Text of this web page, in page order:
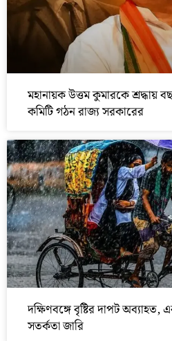
মহানায়ক উত্তম কুমারকে শ্রদ্ধায়
কমিটি গঠন রাজ্য সরকারের
দক্ষিণবঙ্গে বৃষ্টির দাপট
সতর্কতা জারি